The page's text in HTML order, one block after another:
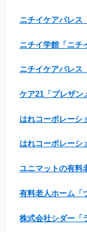
ニチイケアパレス
ニチイ学館「ニチ
ニチイケアパレス
ケア21「プレザン
はれコーポレーシ
はれコーポレーシ
ユニマットの有料
有料老人ホーム「
株式会社シダー「